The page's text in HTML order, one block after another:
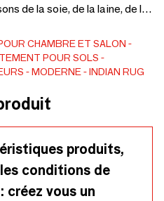
de la soie, de la laine, de la
laine de mohair, du PP, du fil
cuir et d'autres fibres. Nous
vos couleurs, designs et
Color Poms et Pantone.
messagerie. Il est très
directement chez nous
mon site Web
CHAMBRE ET SALON
POUR SOLS
MODERNE
INDIAN RUG
produits,
conditions de
créez vous un